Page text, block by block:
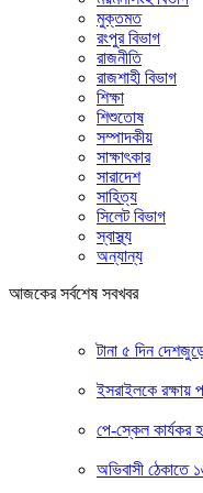
মুক্তমত
রংপুর বিভাগ
রাজনীতি
রাজশাহী বিভাগ
শিক্ষা
শিশুতোষ
সম্পাদকীয়
সাক্ষাৎকার
সারাদেশ
সাহিত্য
সিলেট বিভাগ
স্বাস্থ্য
অন্যান্য
আজকের সর্বশেষ সবখবর
টানা ৫ দিন
ইসরাইলকে রক্ষায়
পে-স্কেল কার্যকর
অভিবাসী ঠেকাতে